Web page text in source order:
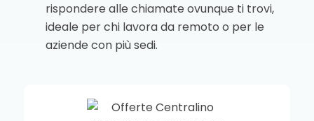
rispondere alle chiamate ovunque ti trovi,
ideale per chi lavora da remoto o per le
aziende con più sedi.